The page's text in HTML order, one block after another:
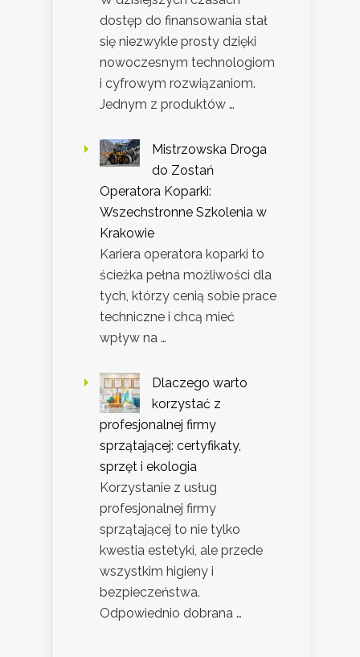
dostęp do finansowania stał
się niezwykle prosty dzięki
nowoczesnym technologiom
i cyfrowym rozwiązaniom.
Jednym z produktów …
Mistrzowska Droga
do Zostań
Operatora Koparki:
Wszechstronne Szkolenia w
Krakowie
Kariera operatora koparki to
ścieżka pełna możliwości dla
tych, którzy cenią sobie prace
techniczne i chcą mieć
wpływ na …
Dlaczego warto
korzystać z
profesjonalnej firmy
sprzątającej: certyfikaty,
sprzęt i ekologia
Korzystanie z usług
profesjonalnej firmy
sprzątającej to nie tylko
kwestia estetyki, ale przede
wszystkim higieny i
bezpieczeństwa.
Odpowiednio dobrana …